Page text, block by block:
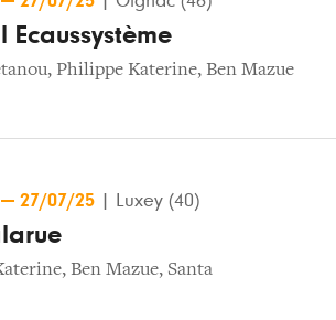
Ecaussystème
, Philippe Katerine, Ben Mazue
— 27/07/25 Luxey (40)
, Ben Mazue, Santa